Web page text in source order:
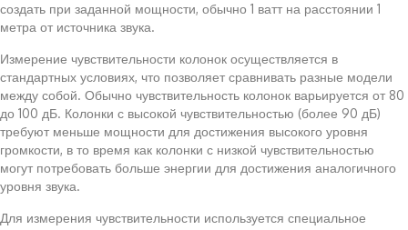
создать при заданной мощности, обычно 1 ватт на расстоянии 1
метра от источника звука.
Измерение чувствительности колонок осуществляется в
стандартных условиях, что позволяет сравнивать разные модели
между собой. Обычно чувствительность колонок варьируется от 80
до 100 дБ. Колонки с высокой чувствительностью (более 90 дБ)
требуют меньше мощности для достижения высокого уровня
громкости, в то время как колонки с низкой чувствительностью
могут потребовать больше энергии для достижения аналогичного
уровня звука.
Для измерения чувствительности используется специальное